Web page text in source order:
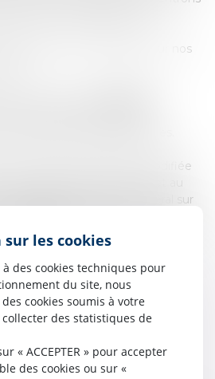
de notre activité d'avocat.
sont hébergées sur nos
sécurité de vos
renforcées.
17 du 6 janvier 1978 modifiée
fichiers et aux libertés, et au
679, dit Règlement Général sur
de suppression des informations
droits en vous adressant à :
les cookies
des cookies techniques pour
du site, nous
cookies soumis à votre
des statistiques de
« ACCEPTER » pour accepter
des cookies ou sur «